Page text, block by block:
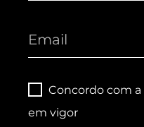
Concordo com a
em vigor